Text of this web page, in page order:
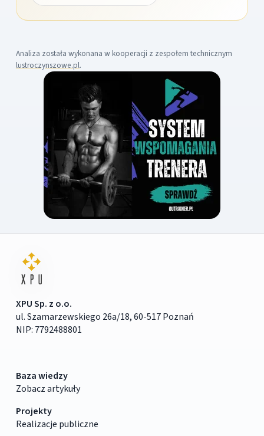
Analiza została wykonana w kooperacji z zespołem technicznym
lustroczynszowe.pl.
XPU Sp. z o.o.
ul. Szamarzewskiego 26a/18, 60-517 Poznań
NIP: 7792488801
Baza wiedzy
Zobacz artykuły
Projekty
Realizacje publiczne